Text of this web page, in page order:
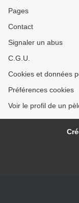
Pages
Contact
Signaler un abus
C.G.U.
Cookies et données
Préférences cookies
Voir le profil de un